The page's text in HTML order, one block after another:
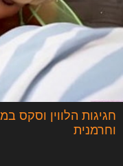
חגיגות הלווין
וחרמנית